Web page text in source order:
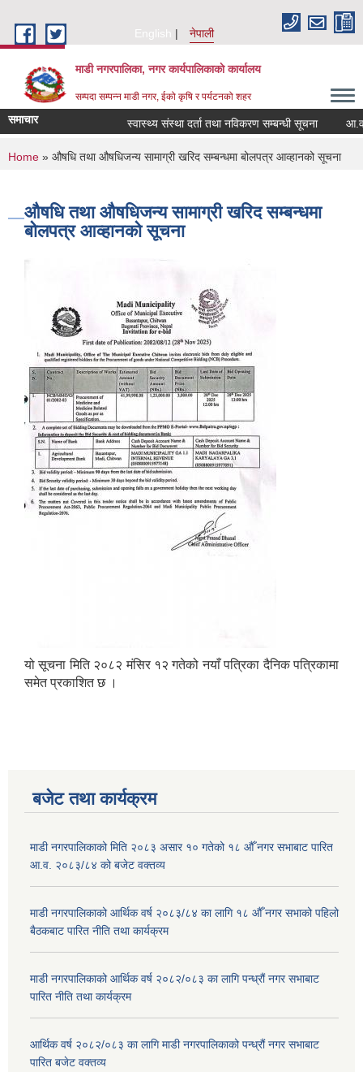
English
नेपाली
माडी नगरपालिका, नगर कार्यपालिकाकाे कार्यालय
सम्पदा सम्पन्न माडी नगर, ईको कृषि र पर्यटनको शहर
समाचार स्वास्थ्य संस्था दर्ता तथा नविकरण सम्बन्धी सूचना आ.व.
You are here
Home » औषधि तथा औषधिजन्य सामाग्री खरिद सम्बन्धमा बोलपत्र आव्हानको सूचना
औषधि तथा औषधिजन्य सामाग्री खरिद सम्बन्धमा
बोलपत्र आव्हानको सूचना
यो सूचना मिति २०८२ मंसिर १२ गतेको नयाँ पत्रिका दैनिक पत्रिकामा
समेत प्रकाशित छ ।
बजेट तथा कार्यक्रम
माडी नगरपालिकाको मिति २०८३ असार १० गतेको १८ औँ नगर सभाबाट पारित
आ.व. २०८३/८४ को बजेट वक्तव्य
माडी नगरपालिकाको आर्थिक वर्ष २०८३/८४ का लागि १८ औँ नगर सभाको पहिलो
बैठकबाट पारित नीति तथा कार्यक्रम
माडी नगरपालिकाको आर्थिक वर्ष २०८२/०८३ का लागि पन्ध्रौं नगर सभाबाट
पारित नीति तथा कार्यक्रम
आर्थिक वर्ष २०८२/०८३ का लागि माडी नगरपालिकाको पन्ध्रौं नगर सभाबाट
पारित बजेट वक्तव्य